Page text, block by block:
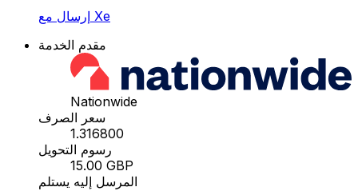
إرسال مع Xe
مقدم الخدمة
Nationwide
سعر الصرف
1.316800
رسوم التحويل
15.00 GBP
المرسل إليه يستلم